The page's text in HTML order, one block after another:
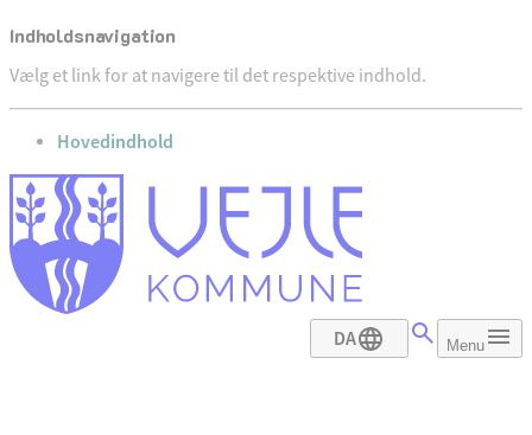
Indholdsnavigation
Vælg et link for at navigere til det respektive indhold.
gå til
Hovedindhold
DA Menu